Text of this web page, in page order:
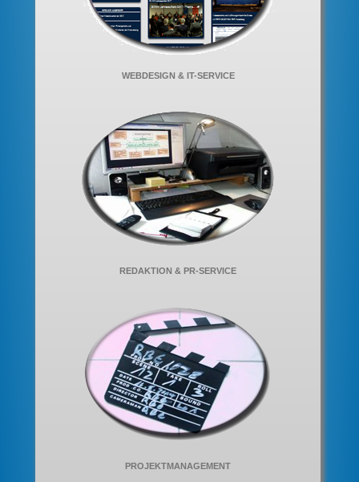
WEBDESIGN & IT-SERVICE
REDAKTION & PR-SERVICE
PROJEKTMANAGEMENT